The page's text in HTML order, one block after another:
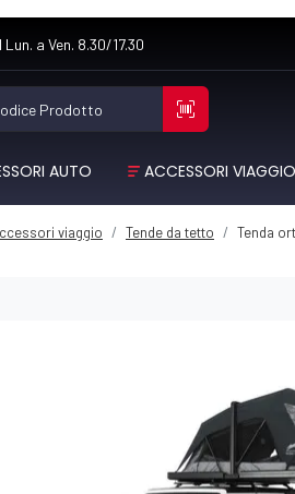
Lun. a Ven. 8.30/17.30
Prodotto
AUTO ACCESSORI VIAGGIO
viaggio Tende da tetto Tenda